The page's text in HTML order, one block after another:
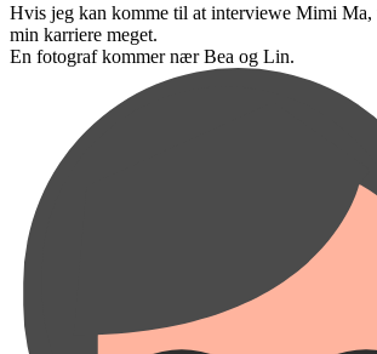
Hvis jeg kan komme til at interviewe Mimi
min karriere meget.
En fotograf kommer nær Bea og Lin.